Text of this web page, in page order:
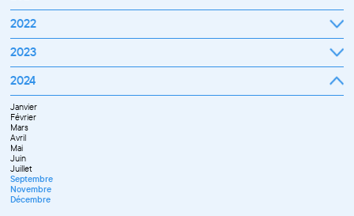
Septembre
Novembre
Décembre
2022
Janvier
Mars
Avril
Juin
Juillet
Septembre
Octobre
Novembre
Décembre
2023
Janvier
Mars
Avril
Mai
Juin
Septembre
Octobre
Novembre
Décembre
2024
Janvier
Février
Mars
Avril
Mai
Juin
Juillet
Septembre
Novembre
Décembre